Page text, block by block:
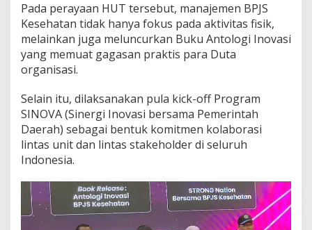
Pada perayaan HUT tersebut, manajemen BPJS
Kesehatan tidak hanya fokus pada aktivitas fisik,
melainkan juga meluncurkan Buku Antologi Inovasi
yang memuat gagasan praktis para Duta
organisasi.
Selain itu, dilaksanakan pula kick-off Program
SINOVA (Sinergi Inovasi bersama Pemerintah
Daerah) sebagai bentuk komitmen kolaborasi
lintas unit dan lintas stakeholder di seluruh
Indonesia.